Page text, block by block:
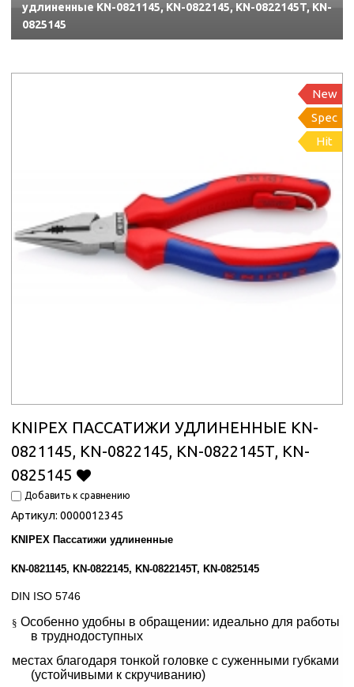
удлиненные KN-0821145, KN-0822145, KN-0822145T, KN-
0825145
New
Spec
Hit
KNIPEX ПАССАТИЖИ УДЛИНЕННЫЕ KN-
0821145, KN-0822145, KN-0822145T, KN-
0825145
Добавить к сравнению
Артикул: 0000012345
KNIPEX Пассатижи удлиненные
KN-0821145, KN-0822145, KN-0822145T, KN-0825145
DIN ISO 5746
§ Особенно удобны в обращении: идеально для работы
в труднодоступных
местах благодаря тонкой головке с суженными губками
(устойчивыми к скручиванию)